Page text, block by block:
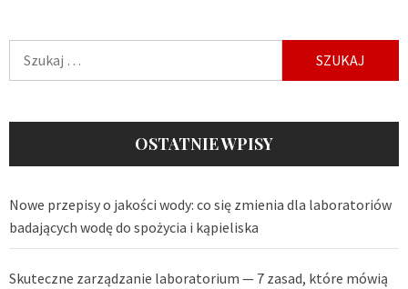
OSTATNIE WPISY
Nowe przepisy o jakości wody: co się zmienia dla laboratoriów
badających wodę do spożycia i kąpieliska
Skuteczne zarządzanie laboratorium — 7 zasad, które mówią